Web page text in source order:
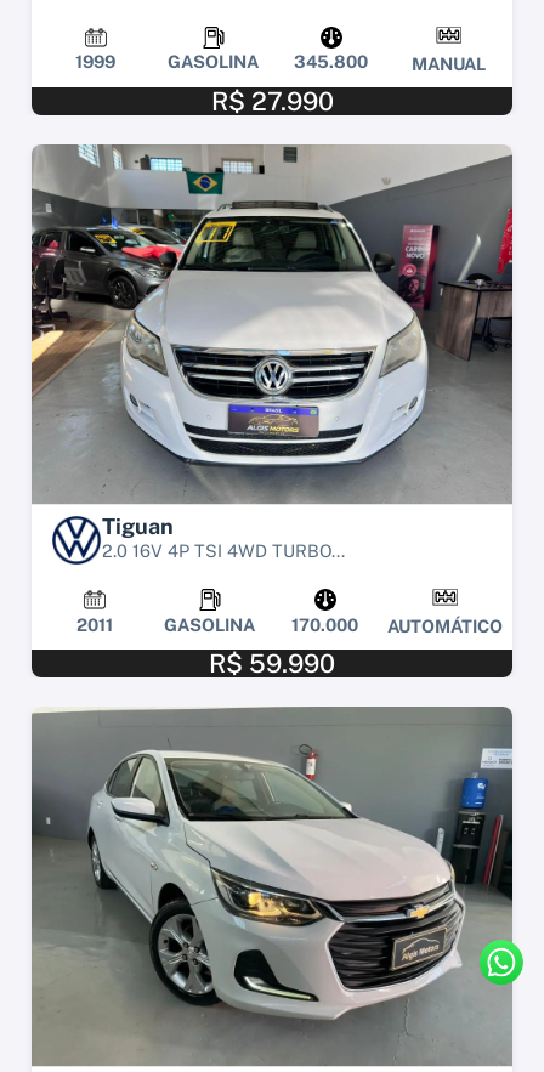
1999 GASOLINA 345.800 MANUAL
R$ 27.990
Tiguan
2.0 16V 4P TSI 4WD TURBO...
2011 GASOLINA 170.000 AUTOMÁTICO
R$ 59.990